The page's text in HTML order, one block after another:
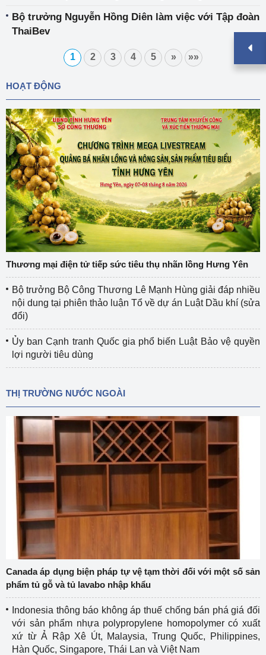
Bộ trưởng Nguyễn Hồng Diên làm việc với Tập đoàn
ThaiBev
1 2 3 4 5 » »»
HOẠT ĐỘNG
Thương mại điện tử tiếp sức tiêu thụ nhãn lồng Hưng Yên
Bộ trưởng Bộ Công Thương Lê Mạnh Hùng giải đáp nhiều
nội dung tại phiên thảo luận Tổ về dự án Luật Dầu khí (sửa
đổi)
Ủy ban Cạnh tranh Quốc gia phổ biến Luật Bảo vệ quyền
lợi người tiêu dùng
THỊ TRƯỜNG NƯỚC NGOÀI
Canada áp dụng biện pháp tự vệ tạm thời đối với một số sản
phẩm tủ gỗ và tủ lavabo nhập khẩu
Indonesia thông báo không áp thuế chống bán phá giá đối
với sản phẩm nhựa polypropylene homopolymer có xuất
xứ từ Ả Rập Xê Út, Malaysia, Trung Quốc, Philippines,
Hàn Quốc, Singapore, Thái Lan và Việt Nam